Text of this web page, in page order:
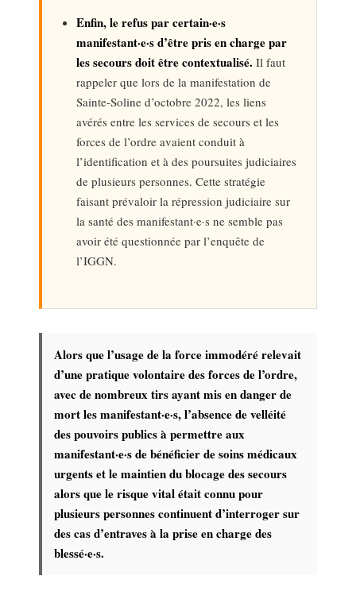
Enfin, le refus par certain·e·s
manifestant·e·s d’être pris en charge par
les secours doit être contextualisé. Il faut
rappeler que lors de la manifestation de
Sainte-Soline d’octobre 2022, les liens
avérés entre les services de secours et les
forces de l’ordre avaient conduit à
l’identification et à des poursuites judiciaires
de plusieurs personnes. Cette stratégie
faisant prévaloir la répression judiciaire sur
la santé des manifestant·e·s ne semble pas
avoir été questionnée par l’enquête de
l’IGGN.
Alors que l’usage de la force immodéré relevait
d’une pratique volontaire des forces de l’ordre,
avec de nombreux tirs ayant mis en danger de
mort les manifestant·e·s, l’absence de velléité
des pouvoirs publics à permettre aux
manifestant·e·s de bénéficier de soins médicaux
urgents et le maintien du blocage des secours
alors que le risque vital était connu pour
plusieurs personnes continuent d’interroger sur
des cas d’entraves à la prise en charge des
blessé·e·s.